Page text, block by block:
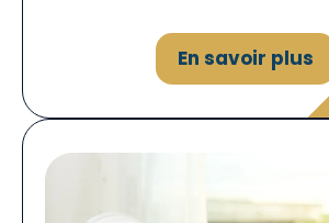
En savoir plus